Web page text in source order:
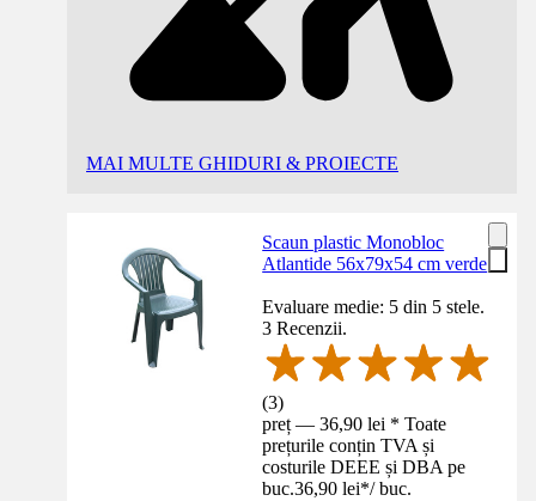
MAI MULTE GHIDURI & PROIECTE
Scaun plastic Monobloc
Atlantide 56x79x54 cm verde
Evaluare medie: 5 din 5 stele.
3 Recenzii.
(3)
preț — 36,90 lei * Toate
prețurile conțin TVA și
costurile DEEE și DBA pe
buc.36,90 lei*/ buc.